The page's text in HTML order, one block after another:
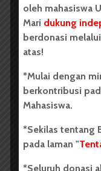
Redaksi 1
SENI
Episode 2:
Dark
oleh mahasiswa
Mari dukung
berdonasi
atas!
*Mulai dengan
berkontribusi
Mahasiswa.
*Sekilas tentang
pada laman "
*Seluruh donasi